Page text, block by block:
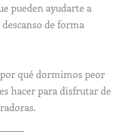
pueden ayudarte a
de forma
qué dormimos peor
hacer para disfrutar de